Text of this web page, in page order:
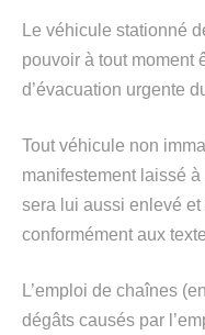
Le véhicule stationné
pouvoir à tout moment
d’évacuation urgente
Tout véhicule non
manifestement laissé
sera lui aussi enlevé
conformément aux
L’emploi de chaînes
dégâts causés par